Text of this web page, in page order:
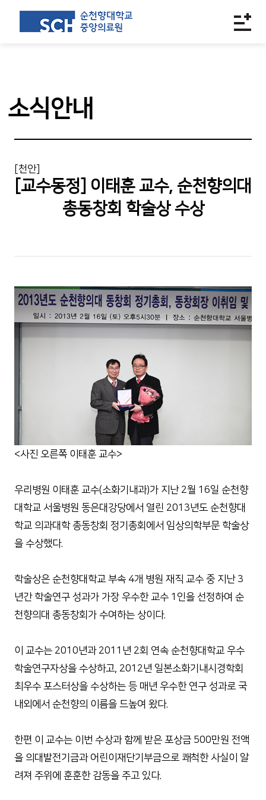
소식안내
[천안]
[교수동정] 이태훈 교수, 순천향의대
총동창회 학술상 수상
<사진 오른쪽 이태훈 교수>
우리병원 이태훈 교수(소화기내과)가 지난 2월 16일 순천향
대학교 서울병원 동은대강당에서 열린 2013년도 순천향대
학교 의과대학 총동창회 정기총회에서 임상의학부문 학술상
을 수상했다.
학술상은 순천향대학교 부속 4개 병원 재직 교수 중 지난 3
년간 학술연구 성과가 가장 우수한 교수 1인을 선정하여 순
천향의대 총동창회가 수여하는 상이다.
이 교수는 2010년과 2011년 2회 연속 순천향대학교 우수
학술연구자상을 수상하고, 2012년 일본소화기내시경학회
최우수 포스터상을 수상하는 등 매년 우수한 연구 성과로 국
내외에서 순천향의 이름을 드높여 왔다.
한편 이 교수는 이번 수상과 함께 받은 포상금 500만원 전액
을 의대발전기금과 어린이재단기부금으로 쾌척한 사실이 알
려져 주위에 훈훈한 감동을 주고 있다.